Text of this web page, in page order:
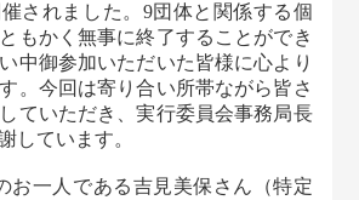
されました。9団体と関係する個
もかく無事に終了することができ
中御参加いただいた皆様に心より
。今回は寄り合い所帯ながら皆さ
ていただき、実行委員会事務局長
しています。
一人である吉見美保さん（特定